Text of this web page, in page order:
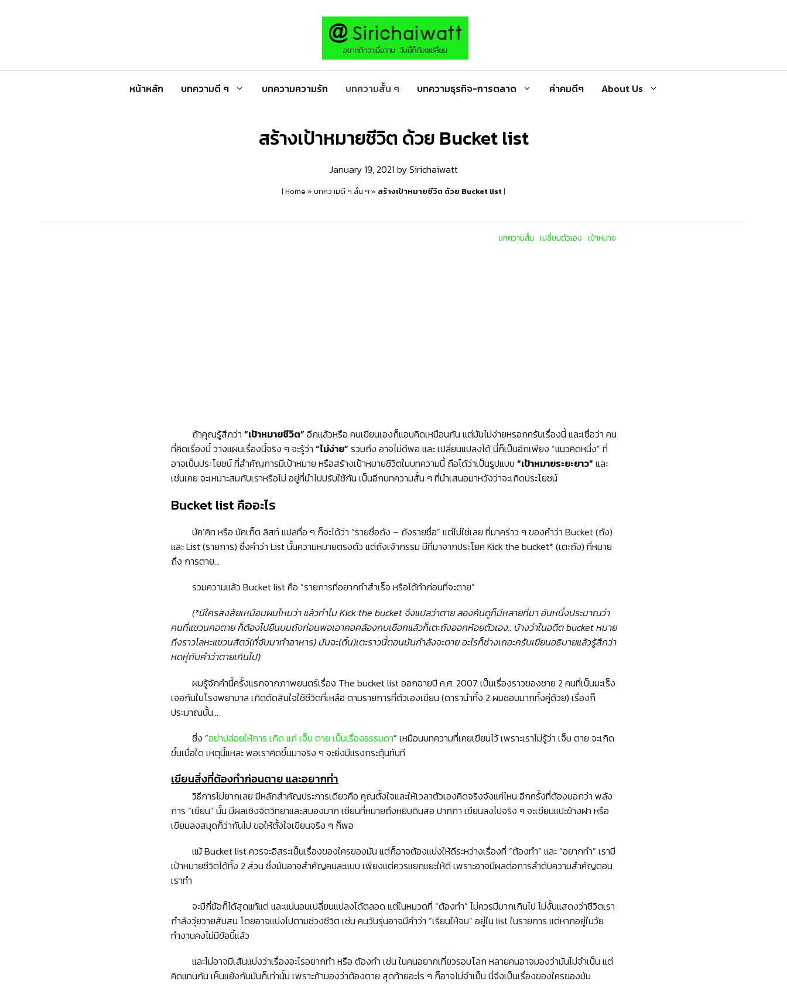
หน้าหลัก บทความดี ๆ บทความความรัก บทความสั้น ๆ บทความธุรกิจ-การตลาด คำคมดีๆ About Us
สร้างเป้าหมายชีวิต ด้วย Bucket list
January 19, 2021 bySirichaiwatt
| Home » บทความดี ๆ สั้น ๆ » สร้างเป้าหมายชีวิต ด้วย Bucket list|
บทความสั้น เปลี่ยนตัวเอง เป้าหมาย
ถ้าคุณรู้สึกว่า “เป้าหมายชีวิต” อีกแล้วหรือ คนเขียนเองก็แอบคิดเหมือนกัน แต่มันไม่ง่ายหรอกครับเรื่องนี้ และเชื่อว่า คน
ที่คิดเรื่องนี้ วางแผนเรื่องนี้จริง ๆ จะรู้ว่า “ไม่ง่าย” รวมถึง อาจไม่ดีพอ และ เปลี่ยนแปลงได้ นี่ก็เป็นอีกเพียง “แนวคิดหนึ่ง” ที่
อาจเป็นประโยชน์ ที่สำคัญการมีเป้าหมาย หรือสร้างเป้าหมายชีวิตในบทความนี้ ถือได้ว่าเป็นรูปแบบ “เป้าหมายระยะยาว” และ
เช่นเคย จะเหมาะสมกับเราหรือไม่ อยู่ที่นำไปปรับใช้กัน เป็นอีกบทความสั้น ๆ ที่นำเสนอมาหวังว่าจะเกิดประโยชน์
Bucket list คืออะไร
บัค’คิท หรือ บัคเก็ต ลิสท์ แปลทื่อ ๆ ก็จะได้ว่า “รายชื่อถัง – ถังรายชื่อ” แต่ไม่ใช่เลย ที่มาคร่าว ๆ ของคำว่า Bucket (ถัง)
และ List (รายการ) ซึ่งคำว่า List นั้นความหมายตรงตัว แต่ถังเจ้ากรรม มีที่มาจากประโยค Kick the bucket* (เตะถัง) ที่หมาย
ถึง การตาย…
รวมความแล้ว Bucket list คือ “รายการที่อยากทำสำเร็จ หรือได้ทำก่อนที่จะตาย”
(*มีใครสงสัยเหมือนผมไหมว่า แล้วทำไม Kick the bucket จึงแปลว่าตาย ลองค้นดูก็มีหลายที่มา อันหนึ่งประมาณว่า
คนที่แขวนคอตาย ก็ต้องไปยืนบนถังก่อนพอเอาคอคล้องกบเชือกแล้วก็เตะถังออกห้อยตัวเอง.. บ้างว่าในอดีต bucket หมาย
ถึงราวโลหะแขวนสัตว์(ที่จับมาทำอาหาร) มันจะ(ดิ้น)เตะราวนี้ตอนมันกำลังจะตาย อะไรก็ช่างเถอะครับเขียนอธิบายแล้วรู้สึกว่า
หดหู่กับคำว่าตายเกินไป)
ผมรู้จักคำนี้ครั้งแรกจากภาพยนตร์เรื่อง The bucket list ออกฉายปี ค.ศ. 2007 เป็นเรื่องราวของชาย 2 คนที่เป็นมะเร็ง
เจอกันในโรงพยาบาล เกิดตัดสินใจใช้ชีวิตที่เหลือ ตามรายการที่ตัวเองเขียน (ดารานำทั้ง 2 ผมชอบมากทั้งคู่ด้วย) เรื่องก็
ประมาณนั้น…
ซึ่ง “อย่าปล่อยให้การ เกิด แก่ เจ็บ ตาย เป็นเรื่องธรรมดา” เหมือนบทความที่เคยเขียนไว้ เพราะเราไม่รู้ว่า เจ็บ ตาย จะเกิด
ขึ้นเมื่อใด เหตุนี้แหละ พอเราคิดขึ้นมาจริง ๆ จะยิ่งมีแรงกระตุ้นทันที
เขียนสิ่งที่ต้องทำก่อนตาย และอยากทำ
วิธีการไม่ยากเลย มีหลักสำคัญประการเดียวคือ คุณตั้งใจและให้เวลาตัวเองคิดจริงจังแค่ไหน อีกครั้งที่ต้องบอกว่า พลัง
การ “เขียน” นั้น มีผลเชิงจิตวิทยาและสมองมาก เขียนที่หมายถึงหยิบดินสอ ปากกา เขียนลงไปจริง ๆ จะเขียนแปะข้างฝา หรือ
เขียนลงสมุดก็ว่ากันไป ขอให้ตั้งใจเขียนจริง ๆ ก็พอ
แม้ Bucket list ควรจะอิสระเป็นเรื่องของใครของมัน แต่ก็อาจต้องแบ่งให้ดีระหว่างเรื่องที่ “ต้องทำ” และ “อยากทำ” เรามี
เป้าหมายชีวิตได้ทั้ง 2 ส่วน ซึ่งมันอาจสำคัญคนละแบบ เพียงแต่ควรแยกแยะให้ดี เพราะอาจมีผลต่อการลำดับความสำคัญตอน
เราทำ
จะมีกี่ข้อก็ได้สุดแท้แต่ และแน่นอนเปลี่ยนแปลงได้ตลอด แต่ในหมวดที่ “ต้องทำ” ไม่ควรมีมากเกินไป ไม่งั้นแสดงว่าชีวิตเรา
กำลังวุ่ยวายสับสน โดยอาจแบ่งไปตามช่วงชีวิต เช่น คนวันรุ่นอาจมีคำว่า “เรียนให้จบ” อยู่ใน list ในรายการ แต่หากอยู่ในวัย
ทำงานคงไม่มีข้อนี้แล้ว
และไม่อาจมีเส้นแบ่งว่าเรื่องอะไรอยากทำ หรือ ต้องทำ เช่น ในคนอยากเที่ยวรอบโลก หลายคนอาจมองว่ามันไม่จำเป็น แต่
คิดแทนกัน เห็นแย้งกันมันก็เท่านั้น เพราะถ้ามองว่าต้องตาย สุดท้ายอะไร ๆ ก็อาจไม่จำเป็น นี่จึงเป็นเรื่องของใครของมัน